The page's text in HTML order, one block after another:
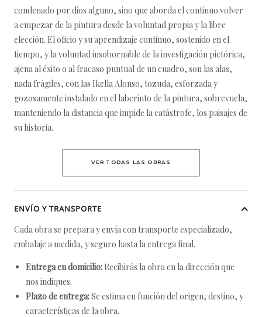
condenado por dios alguno, sino que aborda el continuo volver
a empezar de la pintura desde la voluntad propia y la libre
elección. El oficio y su aprendizaje continuo, sostenido en el
tiempo, y la voluntad insobornable de la investigación pictórica,
ajena al éxito o al fracaso puntual de un cuadro, son las alas,
nada frágiles, con las Ikella Alonso, tozuda, esforzada y
gozosamente instalado en el laberinto de la pintura, sobrevuela,
manteniendo la distancia que impide la catástrofe, los paisajes de
su historia.
VER TODAS LAS OBRAS
ENVÍO Y TRANSPORTE
Cada obra se prepara y envía con transporte especializado,
embalaje a medida, y seguro hasta la entrega final.
Entrega en domicilio: Recibirás la obra en la dirección que
nos indiques.
Plazo de entrega:Se estima en función del origen, destino, y
características de la obra.